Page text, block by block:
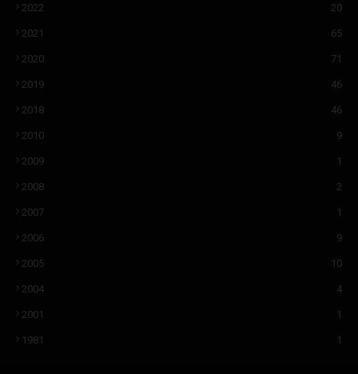
2022 20
2021 65
2020 71
2019 46
2018 46
2010 9
2009 1
2008 2
2007 1
2006 9
2005 10
2004 4
2001 1
1981 1